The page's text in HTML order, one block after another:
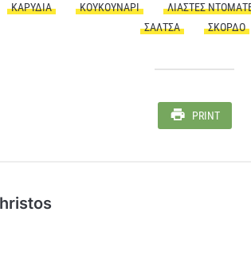
ΚΑΡΎΔΙΑ ΚΟΥΚΟΥΝΆΡΙ ΛΙΑΣΤΈΣ
ΣΆΛΤΣΑ
ΣΚΌΡΔΟ
PRINT